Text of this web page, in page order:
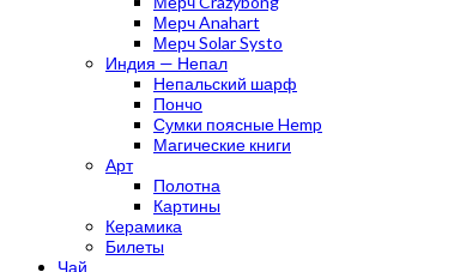
Мерч Anahart
Мерч Solar Systo
Индия — Непал
Непальский шарф
Пончо
Сумки поясные Hemp
Магические книги
Арт
Полотна
Картины
Керамика
Билеты
Чай